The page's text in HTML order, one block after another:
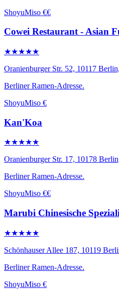
ShoyuMiso €€
Cowei Restaurant - Asian
★★★★★
Oranienburger Str. 52, 10117
Berliner Ramen-Adresse.
ShoyuMiso €
Kan'Koa
★★★★★
Oranienburger Str. 17, 10178
Berliner Ramen-Adresse.
ShoyuMiso €€
Marubi Chinesische
★★★★★
Schönhauser Allee 187, 10119
Berliner Ramen-Adresse.
ShoyuMiso €